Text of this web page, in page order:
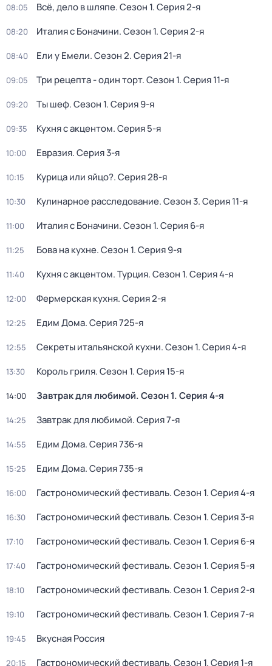
08:05 Всё, дело в шляпе. Сезон 1. Серия 2-я
08:20 Италия с Боначини. Сезон 1. Серия 2-я
08:40 Ели у Емели. Сезон 2. Серия 21-я
09:05 Три рецепта - один торт. Сезон 1. Серия 11-я
09:20 Ты шеф. Сезон 1. Серия 9-я
09:35 Кухня с акцентом. Серия 5-я
10:00 Евразия. Серия 3-я
10:15 Курица или яйцо?. Серия 28-я
10:30 Кулинарное расследование. Сезон 3. Серия 11-я
11:00 Италия с Боначини. Сезон 1. Серия 6-я
11:25 Бова на кухне. Сезон 1. Серия 9-я
11:40 Кухня с акцентом. Турция. Сезон 1. Серия 4-я
12:00 Фермерская кухня. Серия 2-я
12:25 Едим Дома. Серия 725-я
12:55 Секреты итальянской кухни. Сезон 1. Серия 4-я
13:30 Король гриля. Сезон 1. Серия 15-я
14:00 Завтрак для любимой. Сезон 1. Серия 4-я
14:25 Завтрак для любимой. Серия 7-я
14:55 Едим Дома. Серия 736-я
15:25 Едим Дома. Серия 735-я
16:00 Гастрономический фестиваль. Сезон 1. Серия 4-я
16:30 Гастрономический фестиваль. Сезон 1. Серия 3-я
17:10 Гастрономический фестиваль. Сезон 1. Серия 6-я
17:40 Гастрономический фестиваль. Сезон 1. Серия 5-я
18:10 Гастрономический фестиваль. Сезон 1. Серия 2-я
19:10 Гастрономический фестиваль. Сезон 1. Серия 7-я
19:45 Вкусная Россия
20:15 Гастрономический фестиваль. Сезон 1. Серия 1-я